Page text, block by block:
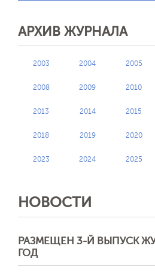
АРХИВ ЖУРНАЛА
2003 2004 2005
2008 2009 2010
2013 2014 2015
2018 2019 2020
2023 2024 2025
НОВОСТИ
РАЗМЕЩЕН 3-Й ВЫПУСК
ГОД